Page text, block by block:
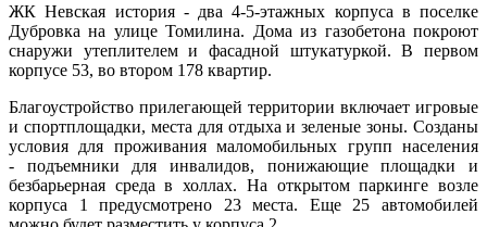
ЖК Невская история - два 4-5-этажных корпуса в поселке
Дубровка на улице Томилина. Дома из газобетона покроют
снаружи утеплителем и фасадной штукатуркой. В первом
корпусе 53, во втором 178 квартир.
Благоустройство прилегающей территории включает игровые
и спортплощадки, места для отдыха и зеленые зоны. Созданы
условия для проживания маломобильных групп населения
- подъемники для инвалидов, понижающие площадки и
безбарьерная среда в холлах. На открытом паркинге возле
корпуса 1 предусмотрено 23 места. Еще 25 автомобилей